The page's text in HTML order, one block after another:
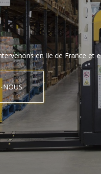
en Ile de France
NOUS